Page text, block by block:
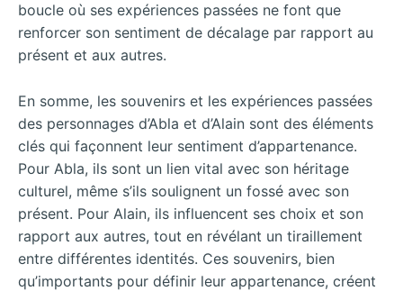
boucle où ses expériences passées ne font que
renforcer son sentiment de décalage par rapport au
présent et aux autres.
En somme, les souvenirs et les expériences passées
des personnages d’Abla et d’Alain sont des éléments
clés qui façonnent leur sentiment d’appartenance.
Pour Abla, ils sont un lien vital avec son héritage
culturel, même s’ils soulignent un fossé avec son
présent. Pour Alain, ils influencent ses choix et son
rapport aux autres, tout en révélant un tiraillement
entre différentes identités. Ces souvenirs, bien
qu’importants pour définir leur appartenance, créent